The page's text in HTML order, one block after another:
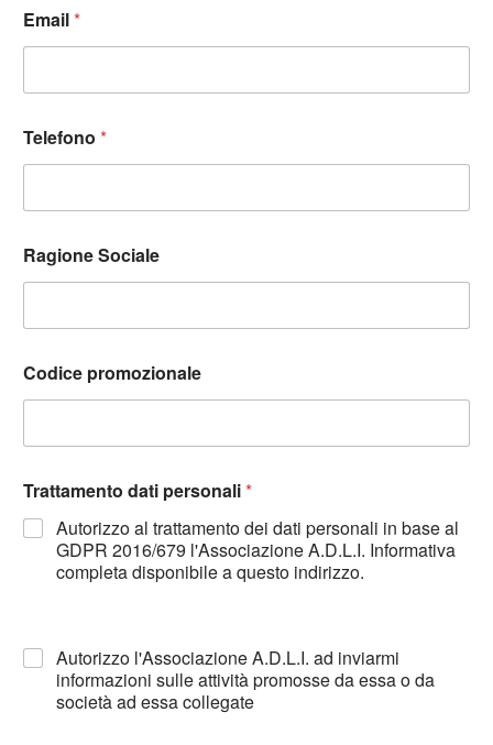
Email*
Telefono *
Ragione Sociale
Codice promozionale
Trattamento dati personali*
Autorizzo al trattamento dei dati personali in base al
GDPR 2016/679 l'Associazione A.D.L.I. Informativa
completa disponibile a questo indirizzo.
Autorizzo l'Associazione A.D.L.I. ad inviarmi
informazioni sulle attività promosse da essa o da
società ad essa collegate